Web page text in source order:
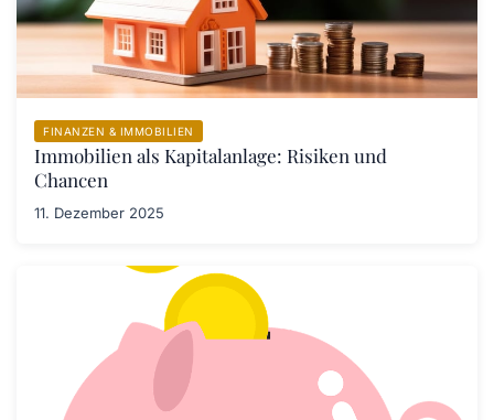
FINANZEN & IMMOBILIEN
Immobilien als Kapitalanlage: Risiken und
Chancen
11. Dezember 2025